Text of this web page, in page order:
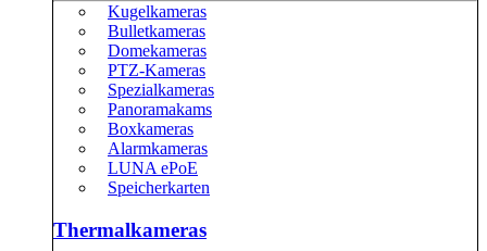
Kugelkameras
Bulletkameras
Domekameras
PTZ-Kameras
Spezialkameras
Panoramakams
Boxkameras
Alarmkameras
LUNA ePoE
Speicherkarten
Thermalkameras